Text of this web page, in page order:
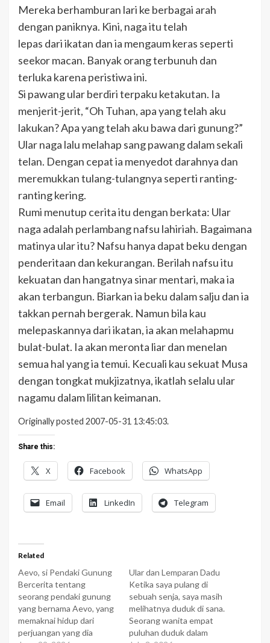
Mereka berhamburan lari ke berbagai arah
dengan paniknya. Kini, naga itu telah
lepas dari ikatan dan ia mengaum keras seperti
seekor macan. Banyak orang terbunuh dan
terluka karena peristiwa ini.
Si pawang ular berdiri terpaku ketakutan. Ia
menjerit-jerit, “Oh Tuhan, apa yang telah aku
lakukan? Apa yang telah aku bawa dari gunung?”
Ular naga lalu melahap sang pawang dalam sekali
telan. Dengan cepat ia menyedot darahnya dan
meremukkan tulang-tulangnya seperti ranting-
ranting kering.
Rumi menutup cerita itu dengan berkata: Ular
naga adalah perlambang nafsu lahiriah. Bagaimana
matinya ular itu? Nafsu hanya dapat beku dengan
penderitaan dan kekurangan. Berilah nafsu itu
kekuatan dan hangatnya sinar mentari, maka ia
akan terbangun. Biarkan ia beku dalam salju dan ia
takkan pernah bergerak. Namun bila kau
melepaskannya dari ikatan, ia akan melahapmu
bulat-bulat. Ia akan meronta liar dan menelan
semua hal yang ia temui. Kecuali kau sekuat Musa
dengan tongkat mukjizatnya, ikatlah selalu ular
nagamu dalam lilitan keimanan.
Originally posted 2007-05-31 13:45:03.
Share this:
X Facebook WhatsApp
Email LinkedIn Telegram
Related
Aevo, si Pendaki Gunung
Bercerita tentang
seorang pendaki gunung
yang bernama Aevo, yang
memaknai hidup dari
perjuangan yang dia
Ular dan Lemparan Dadu
Ketika saya pulang di
sebuah senja, saya masih
melihatnya duduk di sana.
Seorang wanita empat
puluhan duduk dalam